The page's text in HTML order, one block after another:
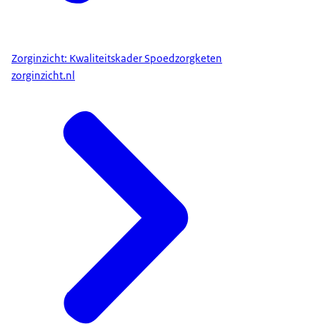
Zorginzicht: Kwaliteitskader Spoedzorgketen
zorginzicht.nl